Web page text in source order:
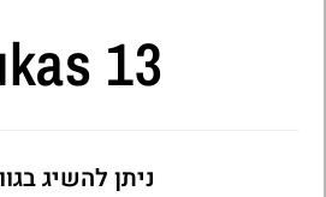
13
ניתן להשיג